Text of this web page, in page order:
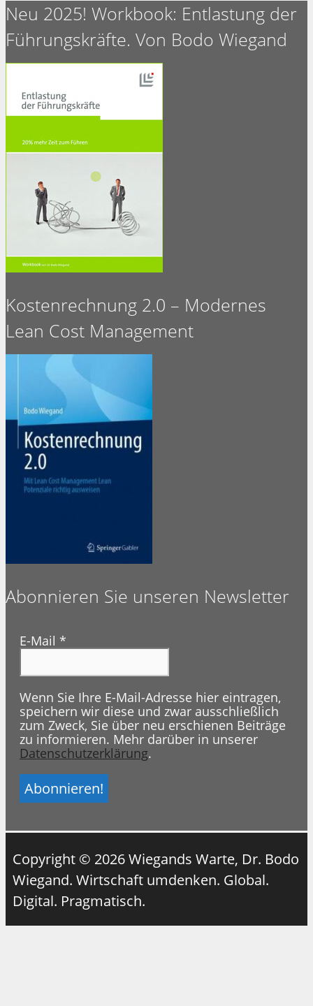
Neu 2025! Workbook: Entlastung der
Führungskräfte. Von Bodo Wiegand
Kostenrechnung 2.0 – Modernes
Lean Cost Management
Abonnieren Sie unseren Newsletter
E-Mail *
Wenn Sie Ihre E-Mail-Adresse hier eintragen,
speichern wir diese und zwar ausschließlich
zum Zweck, Sie über neu erschienen Beiträge
zu informieren. Mehr darüber in unserer
Datenschutzerklärung.
Copyright © 2026 Wiegands Warte, Dr. Bodo
Wiegand. Wirtschaft umdenken. Global.
Digital. Pragmatisch.